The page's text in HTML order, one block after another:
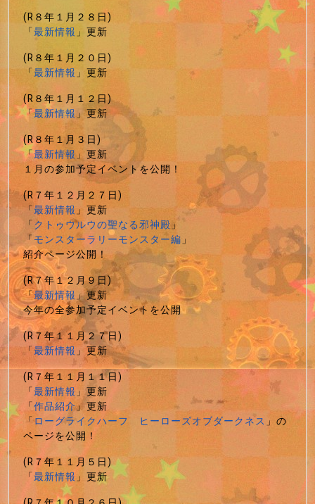
(R８年１月２８日)
「最新情報」更新
(R８年１月２０日)
「最新情報」更新
(R８年１月１２日)
「最新情報」更新
(R８年１月３日)
「最新情報」更新
１月の参加予定イベントを公開！
(R７年１２月２７日)
「最新情報」更新
「クトゥウルウの聖なる邪神殿」
「モンスターラリーモンスター編」
紹介ページ公開！
(R７年１２月９日)
「最新情報」更新
今年の全参加予定イベントを公開
(R７年１１月２７日)
「最新情報」更新
(R７年１１月１１日)
「最新情報」更新
「作品紹介」更新
「ローグライクハーフ ヒーローズオブダークネス」の
ページを公開！
(R７年１１月５日)
「最新情報」更新